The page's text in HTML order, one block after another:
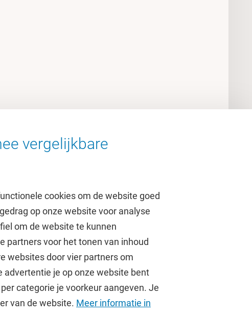
vergelijkbare
cookies om de website goed
op onze website voor analyse
om de website te kunnen
partners voor het tonen van inhoud
websites door vier partners om
advertentie je op onze website bent
categorie je voorkeur aangeven. Je
van de website. Meer informatie in
Over de VU
Contact en route
Werken bij de VU